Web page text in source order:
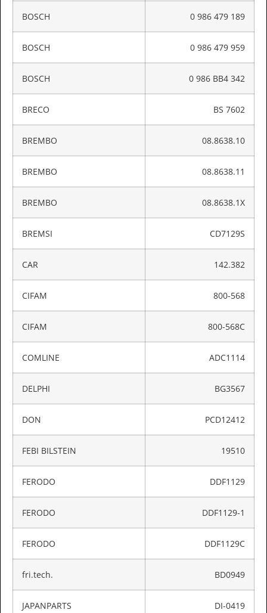
BOSCH 0 986 479 189
BOSCH 0 986 479 959
BOSCH 0 986 BB4 342
BRECO BS 7602
BREMBO 08.8638.10
BREMBO 08.8638.11
BREMBO 08.8638.1X
BREMSI CD7129S
CAR 142.382
CIFAM 800-568
CIFAM 800-568C
COMLINE ADC1114
DELPHI BG3567
DON PCD12412
FEBI BILSTEIN 19510
FERODO DDF1129
FERODO DDF1129-1
FERODO DDF1129C
fri.tech. BD0949
JAPANPARTS DI-0419